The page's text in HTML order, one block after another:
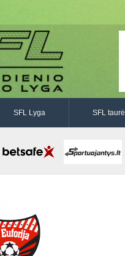
SFL Lyga SFL taurė